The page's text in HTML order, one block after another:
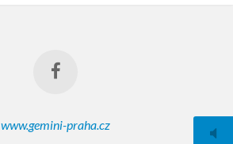
www.gemini-praha.cz